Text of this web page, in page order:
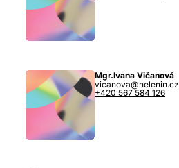
Mgr.Ivana Vičanová
vicanova@helenin.cz
+420 567 584 126